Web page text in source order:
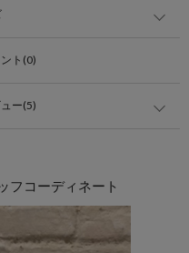
ト(0)
ー(5)
フコーディネート